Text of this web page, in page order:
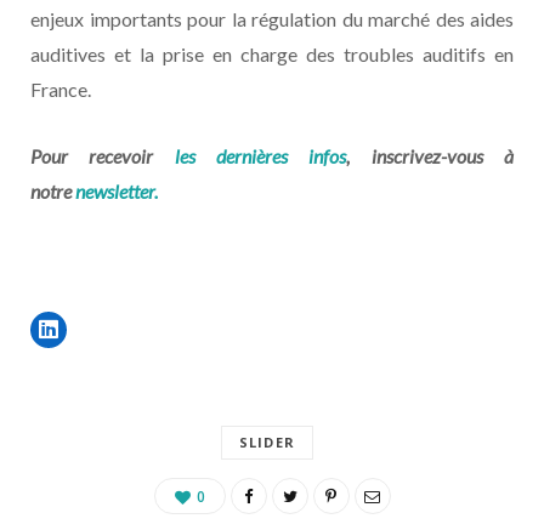
enjeux importants pour la régulation du marché des aides
auditives et la prise en charge des troubles auditifs en
France.
Pour recevoir les dernières infos, inscrivez-vous à
notrenewsletter.
SLIDER
0